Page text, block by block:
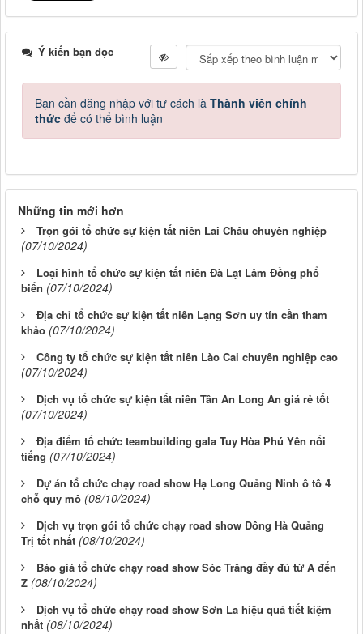
Ý kiến bạn đọc
Bạn cần đăng nhập với tư cách là Thành viên chính
thức để có thể bình luận
Những tin mới hơn
Trọn gói tổ chức sự kiện tất niên Lai Châu chuyên nghiệp
(07/10/2024)
Loại hình tổ chức sự kiện tất niên Đà Lạt Lâm Đồng phổ
biến (07/10/2024)
Địa chỉ tổ chức sự kiện tất niên Lạng Sơn uy tín cần tham
khảo (07/10/2024)
Công ty tổ chức sự kiện tất niên Lào Cai chuyên nghiệp cao
(07/10/2024)
Dịch vụ tổ chức sự kiện tất niên Tân An Long An giá rẻ tốt
(07/10/2024)
Địa điểm tổ chức teambuilding gala Tuy Hòa Phú Yên nổi
tiếng (07/10/2024)
Dự án tổ chức chạy road show Hạ Long Quảng Ninh ô tô 4
chỗ quy mô (08/10/2024)
Dịch vụ trọn gói tổ chức chạy road show Đông Hà Quảng
Trị tốt nhất (08/10/2024)
Báo giá tổ chức chạy road show Sóc Trăng đầy đủ từ A đến
Z (08/10/2024)
Dịch vụ tổ chức chạy road show Sơn La hiệu quả tiết kiệm
nhất (08/10/2024)